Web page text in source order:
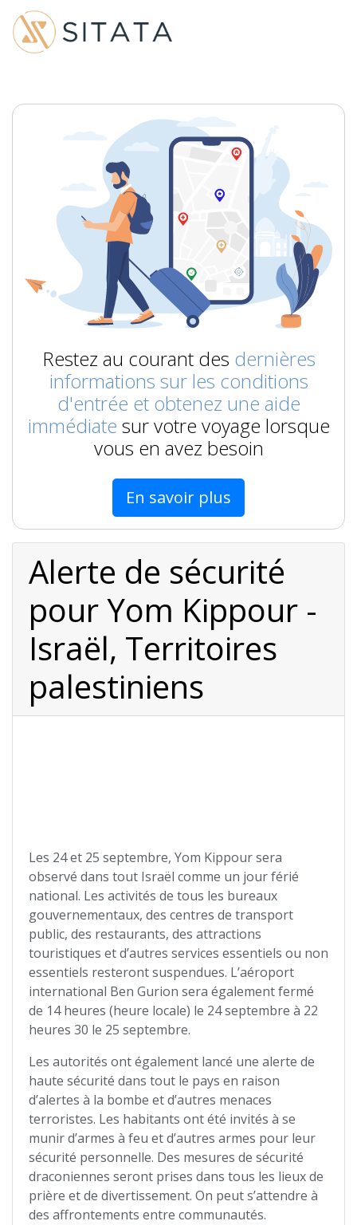
Restez au courant des dernières
informations sur les conditions
d'entrée et obtenez une aide
immédiate sur votre voyage lorsque
vous en avez besoin
En savoir plus
Alerte de sécurité
pour Yom Kippour -
Israël, Territoires
palestiniens
Les 24 et 25 septembre, Yom Kippour sera
observé dans tout Israël comme un jour férié
national. Les activités de tous les bureaux
gouvernementaux, des centres de transport
public, des restaurants, des attractions
touristiques et d’autres services essentiels ou non
essentiels resteront suspendues. L’aéroport
international Ben Gurion sera également fermé
de 14 heures (heure locale) le 24 septembre à 22
heures 30 le 25 septembre.
Les autorités ont également lancé une alerte de
haute sécurité dans tout le pays en raison
d’alertes à la bombe et d’autres menaces
terroristes. Les habitants ont été invités à se
munir d’armes à feu et d’autres armes pour leur
sécurité personnelle. Des mesures de sécurité
draconiennes seront prises dans tous les lieux de
prière et de divertissement. On peut s’attendre à
des affrontements entre communautés.